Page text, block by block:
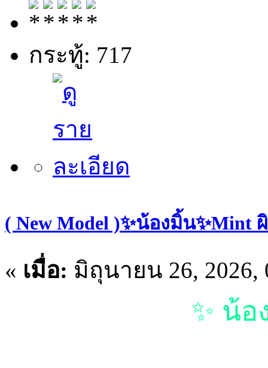
กระทู้: 717
( New Model )✨น้องมิ้น✨Mint
« เมื่อ: มิถุนายน 26, 2026,
✨ น้อ